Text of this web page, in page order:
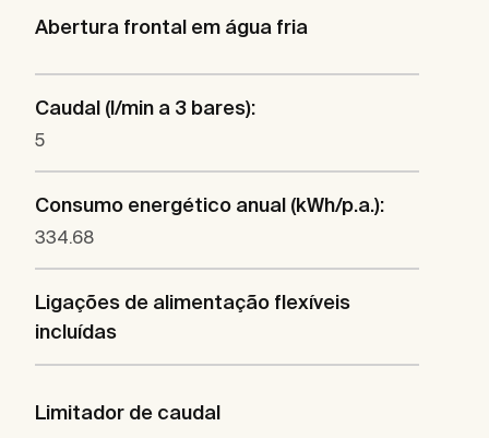
Abertura frontal em água fria
Caudal (l/min a 3 bares):
5
Consumo energético anual (kWh/p.a.):
334.68
Ligações de alimentação flexíveis
incluídas
Limitador de caudal